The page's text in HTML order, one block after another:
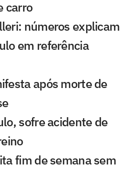
carro
números explicam
em referência
após morte de
sofre acidente de
fim de semana sem